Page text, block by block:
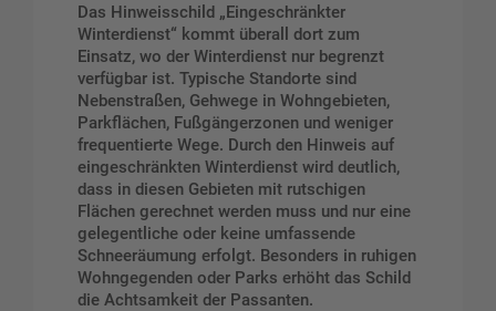
Das Hinweisschild „Eingeschränkter
Winterdienst“ kommt überall dort zum
Einsatz, wo der Winterdienst nur begrenzt
verfügbar ist. Typische Standorte sind
Nebenstraßen, Gehwege in Wohngebieten,
Parkflächen, Fußgängerzonen und weniger
frequentierte Wege. Durch den Hinweis auf
eingeschränkten Winterdienst wird deutlich,
dass in diesen Gebieten mit rutschigen
Flächen gerechnet werden muss und nur eine
gelegentliche oder keine umfassende
Schneeräumung erfolgt. Besonders in ruhigen
Wohngegenden oder Parks erhöht das Schild
die Achtsamkeit der Passanten.